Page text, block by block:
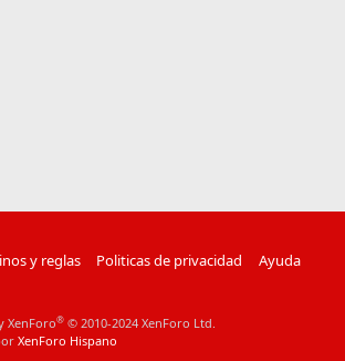
y reglas Politicas de privacidad
Ayuda
XenForo® © 2010-2024 XenForo Ltd.
XenForo Hispano